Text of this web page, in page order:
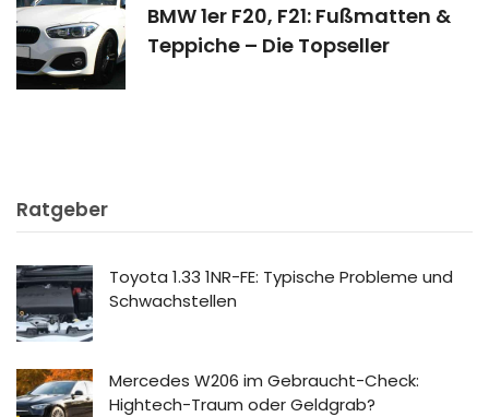
BMW 1er F20, F21: Fußmatten &
Teppiche – Die Topseller
Ratgeber
Toyota 1.33 1NR-FE: Typische Probleme und
Schwachstellen
Mercedes W206 im Gebraucht-Check:
Hightech-Traum oder Geldgrab?